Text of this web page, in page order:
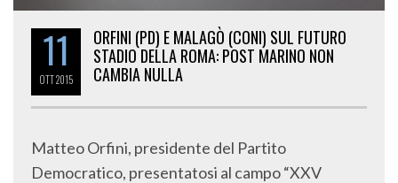
11
OTT2015
ORFINI (PD) E MALAGÒ (CONI) SUL FUTURO
STADIO DELLA ROMA: POST MARINO NON
CAMBIA NULLA
Matteo Orfini, presidente del Partito
Democratico, presentatosi al campo “XXV